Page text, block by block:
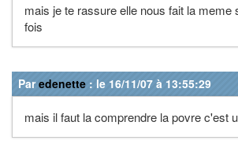
mais je te rassure elle nous fait la meme
fois
Paredenette : le 16/11/07 à 13:55:29
mais il faut la comprendre la povre c'est